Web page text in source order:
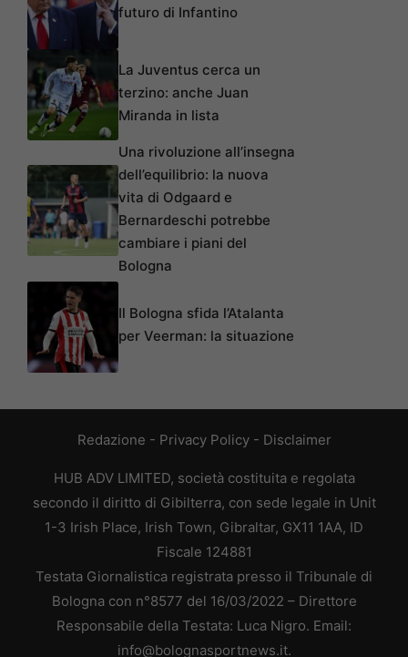
futuro di Infantino
La Juventus cerca un
terzino: anche Juan
Miranda in lista
Una rivoluzione all’insegna
dell’equilibrio: la nuova
vita di Odgaard e
Bernardeschi potrebbe
cambiare i piani del
Bologna
Il Bologna sfida l’Atalanta
per Veerman: la situazione
Redazione - Privacy Policy- Disclaimer
HUB ADV LIMITED, società costituita e regolata
secondo il diritto di Gibilterra, con sede legale in Unit
1-3 Irish Place, Irish Town, Gibraltar, GX11 1AA, ID
Fiscale 124881
Testata Giornalistica registrata presso il Tribunale di
Bologna con n°8577 del 16/03/2022 – Direttore
Responsabile della Testata: Luca Nigro. Email:
info@bolognasportnews.it.